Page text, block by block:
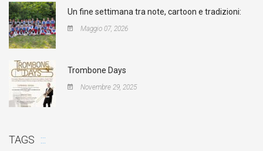
Un fine settimana tra note, cartoon e tradizioni:
Maggio 07, 2026
Trombone Days
Novembre 29, 2025
TAGS